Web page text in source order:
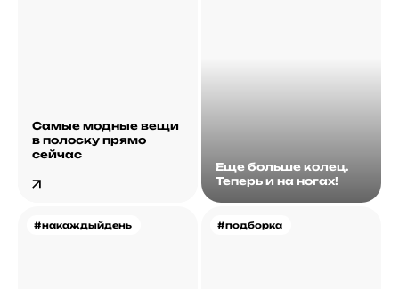
Самые модные вещи
в полоску прямо
сейчас
Еще больше колец.
Теперь и на ногах!
#накаждыйдень #подборка